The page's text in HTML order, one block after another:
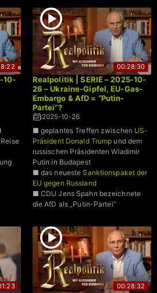
10-
00:28:30
Realpolitik | SERIE – 2025-10-
26 – Ukraine-Gipfel, EU-Gas-
Embargo & AfD = “Putin-
Partei”?
2025-10-26
■ geplantes Treffen zwischen US-
Präsident Donald Trump und dem
russischen Präsidenten Wladimir
Putin in Budapest
■ das neueste Sanktionspaket der
EU gegen Russland
■ CDU Jens Spahn bezeichnete
die AfD als „Putin-Partei“
00:28:32